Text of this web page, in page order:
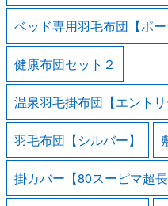
ベッド専用羽毛布団【ポ
健康布団セット２
温泉羽毛掛布団【エントリ
羽毛布団【シルバー】
掛カバー【80スーピマ超長